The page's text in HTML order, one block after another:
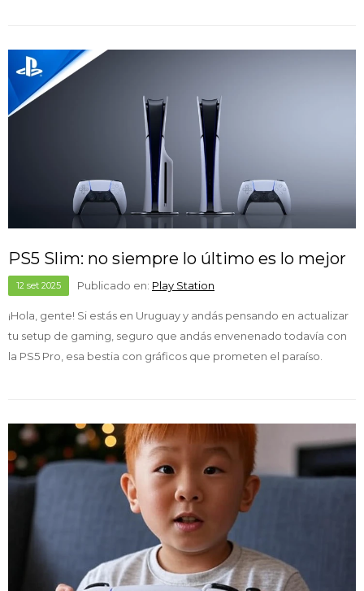
PS5 Slim: no siempre lo último es lo mejor
12 set 2025 Publicado en: Play Station
¡Hola, gente! Si estás en Uruguay y andás pensando en actualizar
tu setup de gaming, seguro que andás envenenado todavía con
la PS5 Pro, esa bestia con gráficos que prometen el paraíso.